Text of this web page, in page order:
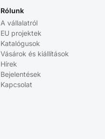
Rólunk
A vállalatról
EU projektek
Katalógusok
Vásárok és kiállítások
Hírek
Bejelentések
Kapcsolat